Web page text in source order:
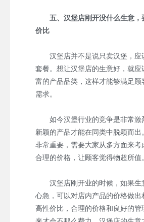
五、汉堡店刚开没什么生意，
价比
汉堡店并不是说只卖汉堡，应
套餐。想让汉堡店的生意好，就应
富的产品品类，这样才能够满足顾
需求。
如今汉堡行业的竞争是非常激
新颖的产品才能在同类中脱颖而出
非常重要，需要大家从多方面来考
合理的价格，让顾客觉得物超所值。
汉堡店刚开业的时候，如果生
心急，可以对店内产品的价格做出
高性价比，合理的价格和良好的管